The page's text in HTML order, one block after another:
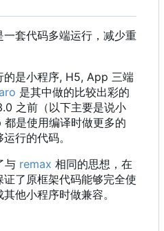
套代码多端运行，减少重
的是小程序, H5, App 三端
是其中做的比较出彩的
之前 （以下主要是说小
是使用编译时做更多的
行的代码。
与 remax 相同的思想，在
了原框架代码能够完全使
他小程序时做兼容。